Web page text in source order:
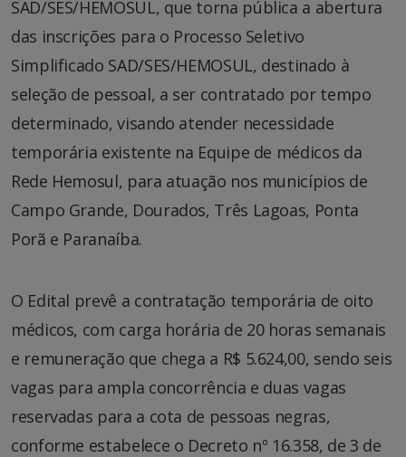
SAD/SES/HEMOSUL, que torna pública a abertura
das inscrições para o Processo Seletivo
Simplificado SAD/SES/HEMOSUL, destinado à
seleção de pessoal, a ser contratado por tempo
determinado, visando atender necessidade
temporária existente na Equipe de médicos da
Rede Hemosul, para atuação nos municípios de
Campo Grande, Dourados, Três Lagoas, Ponta
Porã e Paranaíba.
O Edital prevê a contratação temporária de oito
médicos, com carga horária de 20 horas semanais
e remuneração que chega a R$ 5.624,00, sendo seis
vagas para ampla concorrência e duas vagas
reservadas para a cota de pessoas negras,
conforme estabelece o Decreto nº 16.358, de 3 de